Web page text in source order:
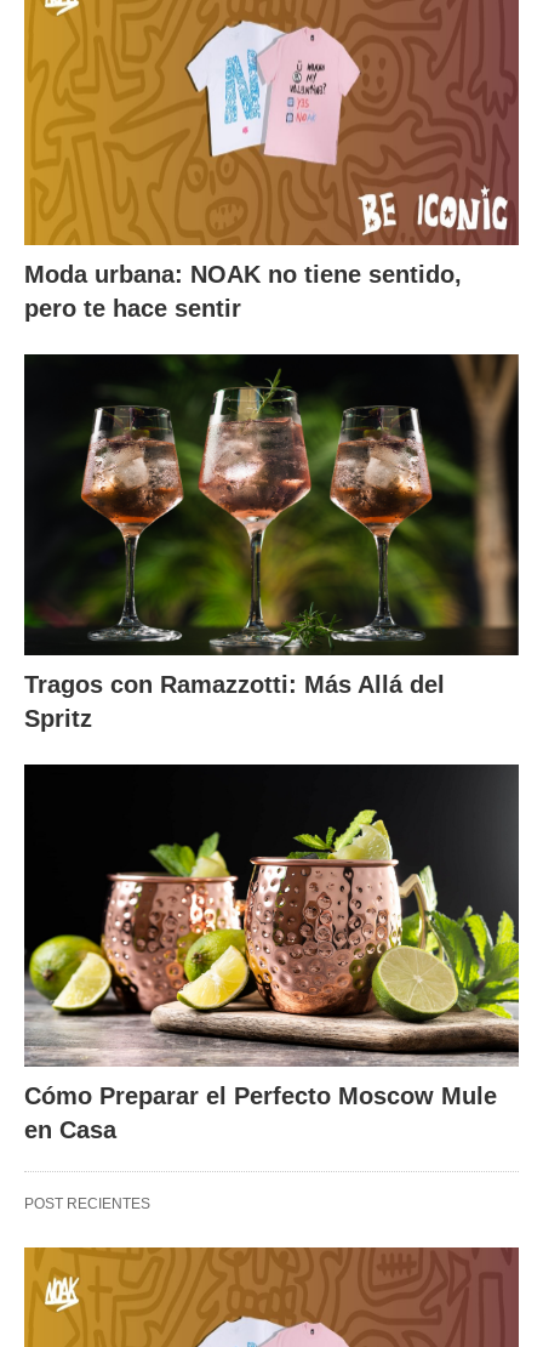
Moda urbana: NOAK no tiene sentido,
pero te hace sentir
Tragos con Ramazzotti: Más Allá del
Spritz
Cómo Preparar el Perfecto Moscow Mule
en Casa
POST RECIENTES